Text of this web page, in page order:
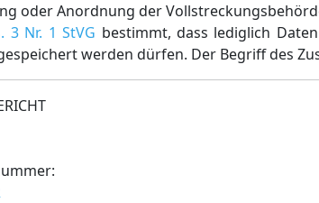
oder Anordnung der
3 Nr. 1 StVG bestimmt, dass lediglich
werden dürfen. Der Begriff des